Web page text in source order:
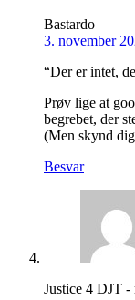
Bastardo
3. november
“Der er intet,
Prøv lige at
begrebet, der
(Men skynd
Besvar
Justice 4 DJT -